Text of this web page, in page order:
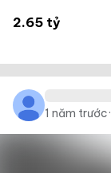
2.65 tỷ
1 năm trước·